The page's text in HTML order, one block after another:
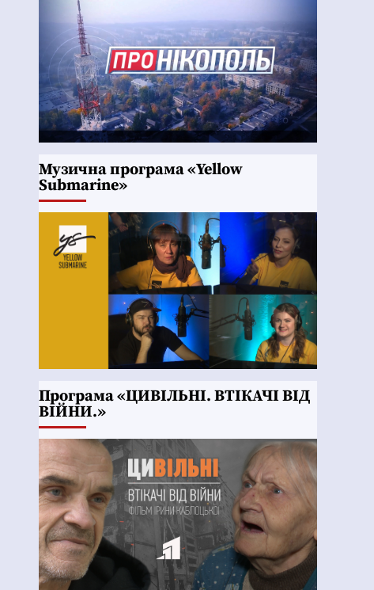
Музична програма «Yellow
Submarine»
Програма «ЦИВІЛЬНІ. ВТІКАЧІ ВІД
ВІЙНИ.»